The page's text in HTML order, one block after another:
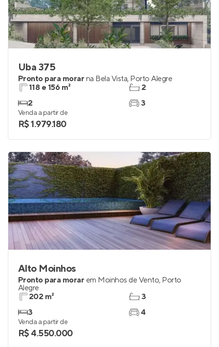
Uba 375
Pronto para morar na Bela Vista, Porto Alegre
118 e 156 m²
2
2
3
Venda a partir de
R$ 1.979.180
Alto Moinhos
Pronto para morar em Moinhos de Vento, Porto
Alegre
202 m²
3
3
4
Venda a partir de
R$ 4.550.000